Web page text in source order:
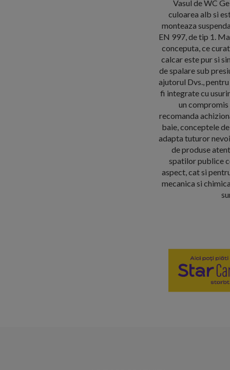
Vasul de WC
culoarea alb si
monteaza
EN 997, de tip 1.
conceputa, ce
calcar este pur si
de spalare sub
ajutorul Dvs.,
fi integrate cu
un
recomanda
baie, conceptele
adapta tuturor
de produse
spatilor publice
aspect, cat si
mecanica si